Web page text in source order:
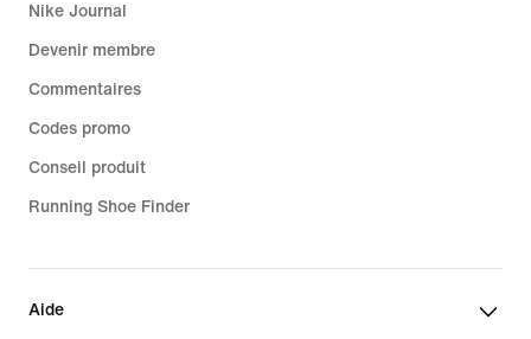
Nike Journal
Devenir membre
Commentaires
Codes promo
Conseil produit
Running Shoe Finder
Aide